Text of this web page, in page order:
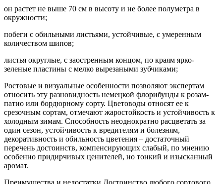
он растет не выше 70 см в высоту и не более полуметра в
окружности;
побеги с обильными листьями, устойчивые, с умеренным
количеством шипов;
листья округлые, с заостренным концом, по краям ярко-
зеленые пластины с мелко вырезаными зубчиками;
Ростовые и визуальные особенности позволяют экспертам
относить эту разновидность немецкой флорибунды к розам-
патио или бордюрному сорту. Цветоводы относят ее к
срезочным сортам, отмечают жаростойкость и устойчивость к
холодным зимам. Способность неоднократно расцветать за
один сезон, устойчивость к вредителям и болезням,
декоративность и обильность цветения – достаточный
перечень достоинств, компенсирующих слабый, по мнению
особенно придирчивых ценителей, но тонкий и изысканный
аромат.
Преимущества и недостатки Достоинство любого сортового